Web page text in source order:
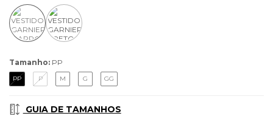
Tamanho: PP
PP P M G GG
GUIA DE TAMANHOS